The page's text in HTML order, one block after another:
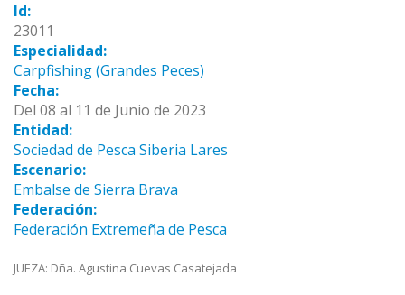
Id:
23011
Especialidad:
Carpfishing (Grandes Peces)
Fecha:
Del 08 al 11 de Junio de 2023
Entidad:
Sociedad de Pesca Siberia Lares
Escenario:
Embalse de Sierra Brava
Federación:
Federación Extremeña de Pesca
JUEZA: Dña. Agustina Cuevas Casatejada